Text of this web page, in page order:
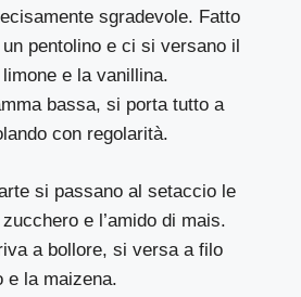
sgradevole. Fatto
pentolino e ci si versano il
e la vanillina.
bassa, si porta tutto a
con regolarità.
si passano al setaccio le
e l’amido di mais.
a bollore, si versa a filo
e la maizena.